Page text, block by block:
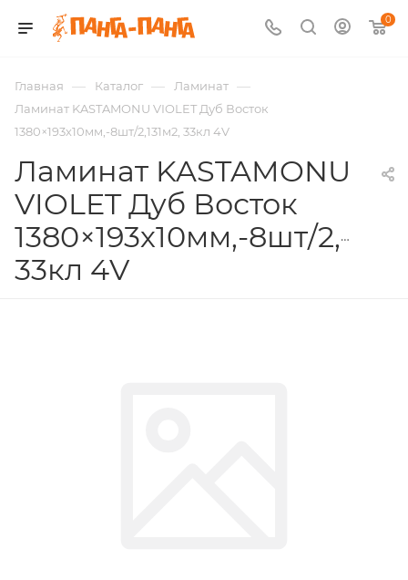
0
Главная — Каталог — Ламинат —
Ламинат KASTAMONU VIOLET Дуб Восток
1380×193х10мм,-8шт/2,131м2, 33кл 4V
Ламинат KASTAMONU
VIOLET Дуб Восток
1380×193х10мм,-8шт/
33кл 4V